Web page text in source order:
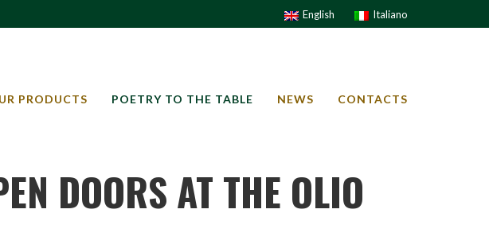
English Italiano
PRODUCTS POETRY TO THE TABLE NEWS CONTACTS
DOORS AT THE OLIO